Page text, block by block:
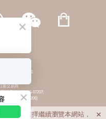
載 私隱政策
冊交易商
號碼:A-B-24-05-07207;
:A-B-24-05-07206)
冊交易商
B-24-05-07258;
號碼:B-B-24-05-07259)
。若您選擇繼續瀏覽本網站， 